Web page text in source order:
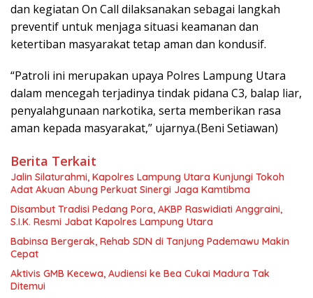
dan kegiatan On Call dilaksanakan sebagai langkah
preventif untuk menjaga situasi keamanan dan
ketertiban masyarakat tetap aman dan kondusif.
“Patroli ini merupakan upaya Polres Lampung Utara
dalam mencegah terjadinya tindak pidana C3, balap liar,
penyalahgunaan narkotika, serta memberikan rasa
aman kepada masyarakat,” ujarnya.(Beni Setiawan)
Berita Terkait
Jalin Silaturahmi, Kapolres Lampung Utara Kunjungi Tokoh
Adat Akuan Abung Perkuat Sinergi Jaga Kamtibma
Disambut Tradisi Pedang Pora, AKBP Raswidiati Anggraini,
S.I.K. Resmi Jabat Kapolres Lampung Utara
Babinsa Bergerak, Rehab SDN di Tanjung Pademawu Makin
Cepat
Aktivis GMB Kecewa, Audiensi ke Bea Cukai Madura Tak
Ditemui